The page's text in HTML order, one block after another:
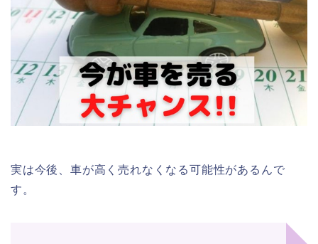
実は今後、車が高く売れなくなる可能性があるんで
す。